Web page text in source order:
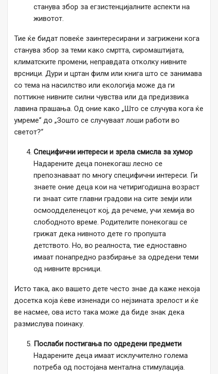
станува збор за егзистенцијалните аспекти на
животот.
Тие ќе бидат повеќе заинтересирани и загрижени кога
станува збор за теми како смртта, сиромаштијата,
климатските промени, неправдата отколку нивните
врсници. Дури и цртан филм или книга што се занимава
со тема на насилство или екологија може да ги
поттикне нивните силни чувства или да предизвика
лавина прашања. Од оние како „Што се случува кога ќе
умреме“ до „Зошто се случуваат лоши работи во
светот?“
Специфични интереси и зрела смисла за хумор
Надарените деца понекогаш лесно се
препознаваат по многу специфични интереси. Ги
знаете оние деца кои на четиригодишна возраст
ги знаат сите главни градови на сите земји или
осмоодделенецот кој, да речеме, учи хемија во
слободното време. Родителите понекогаш се
грижат дека нивното дете го пропушта
детството. Но, во реалноста, тие едноставно
имаат понапредно разбирање за одредени теми
од нивните врсници.
Исто така, ако вашето дете често знае да каже некоја
досетка која ќеве изненади со нејзината зрелост и ќе
ве насмее, ова исто така може да биде знак дека
размислува поинаку.
Послаби постигања по одредени предмети
Надарените деца имаат исклучително голема
потреба од постојана ментална стимулација.